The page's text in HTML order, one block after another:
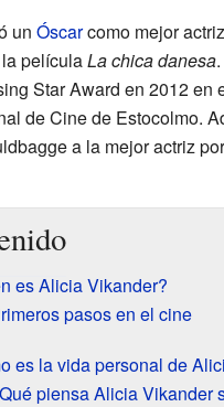
un Óscarcomo mejor
películaLa chica danesa
Star Award en 2012 en
de Cine de Estocolmo.
a la mejor actriz
es Alicia Vikander?
pasos en el cine
es la vida personal de
piensa Alicia Vikander